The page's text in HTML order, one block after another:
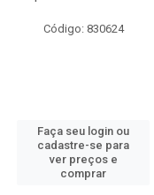
Código: 830624
Faça seu login ou
cadastre-se para
ver preços e
comprar